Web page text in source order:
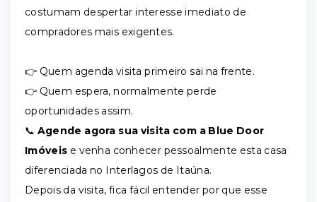
costumam despertar interesse imediato de
compradores mais exigentes.
👉 Quem agenda visita primeiro sai na frente.
👉 Quem espera, normalmente perde
oportunidades assim.
📞 Agende agora sua visita com a Blue Door
Imóveis e venha conhecer pessoalmente esta casa
diferenciada no Interlagos de Itaúna.
Depois da visita, fica fácil entender por que esse